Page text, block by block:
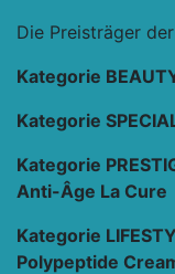
Die Preisträger
Kategorie
Kategorie
Kategorie
Anti-Âge La Cure
Kategorie
Polypeptide